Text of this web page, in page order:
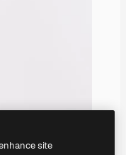
site